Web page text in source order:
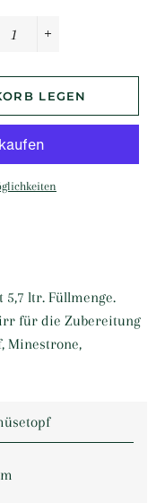
LEGEN
ltr. Füllmenge.
für die Zubereitung
Minestrone,